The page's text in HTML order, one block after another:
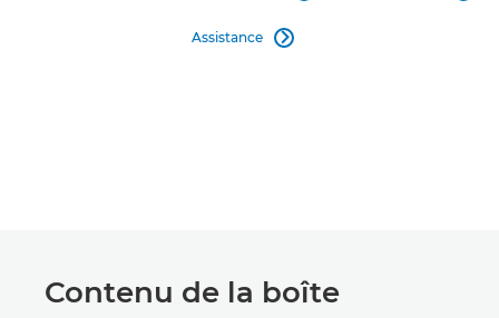
Assistance 
Contenu de la boîte